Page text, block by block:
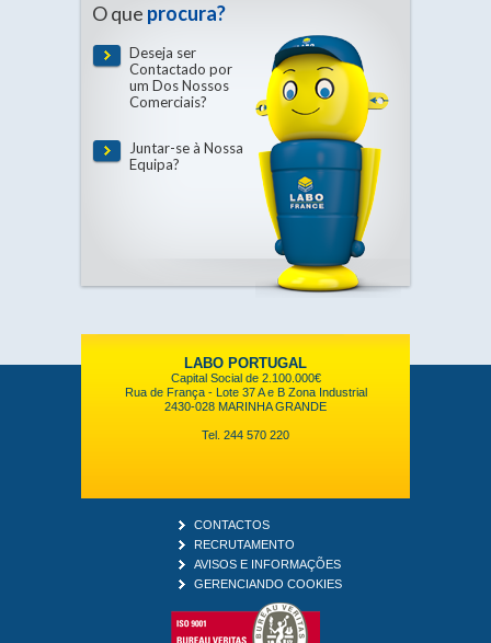
O que procura?
Deseja ser
Contactado por
um Dos Nossos
Comerciais?
Juntar-se à Nossa
Equipa?
LABO PORTUGAL
Capital Social de 2.100.000€
Rua de França - Lote 37 A e B Zona Industrial
2430-028 MARINHA GRANDE
Tel. 244 570 220
CONTACTOS
RECRUTAMENTO
AVISOS E INFORMAÇÕES
GERENCIANDO COOKIES